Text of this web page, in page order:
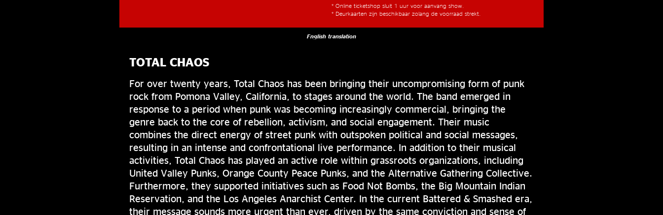
* Online ticketshop sluit 1 uur voor aanvang show.
* Deurkaarten zijn beschikbaar zolang de voorraad strekt.
English translation
TOTAL CHAOS
For over twenty years, Total Chaos has been bringing their uncompromising form of punk
rock from Pomona Valley, California, to stages around the world. The band emerged in
response to a period when punk was becoming increasingly commercial, bringing the
genre back to the core of rebellion, activism, and social engagement. Their music
combines the direct energy of street punk with outspoken political and social messages,
resulting in an intense and confrontational live performance. In addition to their musical
activities, Total Chaos has played an active role within grassroots organizations, including
United Valley Punks, Orange County Peace Punks, and the Alternative Gathering Collective.
Furthermore, they supported initiatives such as Food Not Bombs, the Big Mountain Indian
Reservation, and the Los Angeles Anarchist Center. In the current Battered & Smashed era,
their message sounds more urgent than ever, driven by the same conviction and sense of